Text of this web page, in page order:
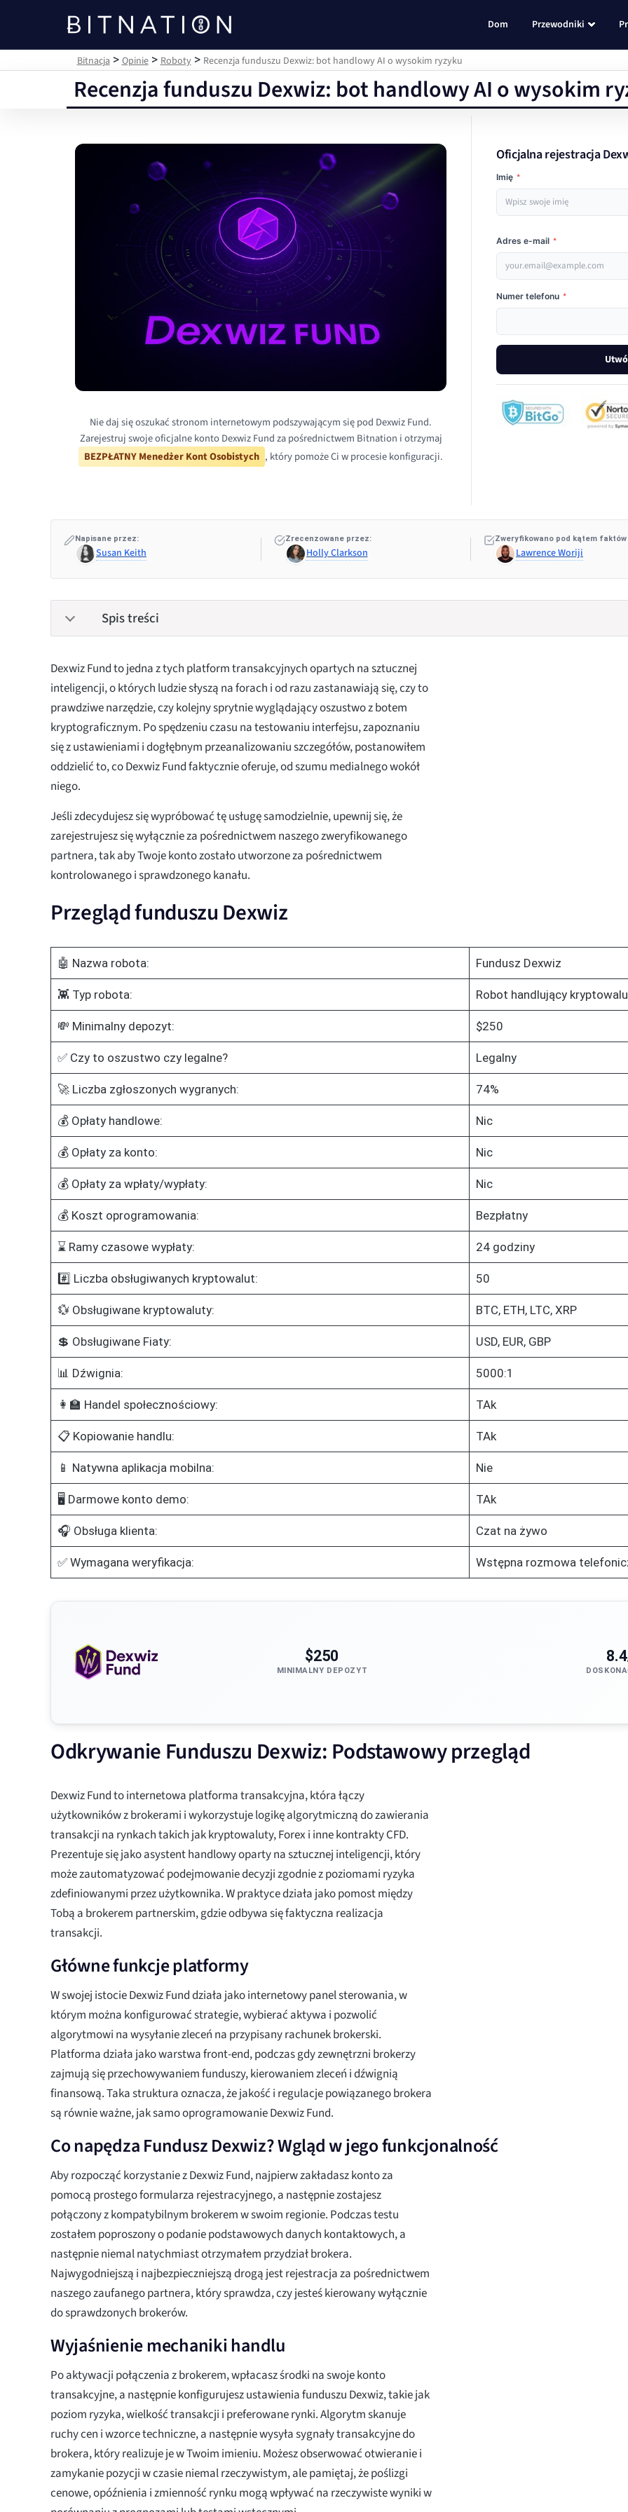
Bitnacja
Dom Przewodniki
Bitnacja >Opinie>Roboty> Recenzja funduszu Dexwiz: bot handlowy AI o wysokim ryzyku
Recenzja funduszu Dexwiz: bot handlowy AI o wysokim
Nie daj się oszukać stronom internetowym podszywającym się pod Dexwiz Fund.
Zarejestruj swoje oficjalne konto Dexwiz Fund za pośrednictwem Bitnation i otrzymaj
BEZPŁATNY Menedżer Kont Osobistych , który pomoże Ci w procesie konfiguracji.
Oficjalna rejestracja
Imię *
Adres e-mail *
Numer telefonu *
Napisane przez:
Susan Keith
Zrecenzowane przez:
Holly Clarkson
Zweryfikowano pod kątem
Lawrence Woriji
Spis treści
Dexwiz Fund to jedna z tych platform transakcyjnych opartych na sztucznej
inteligencji, o których ludzie słyszą na forach i od razu zastanawiają się, czy to
prawdziwe narzędzie, czy kolejny sprytnie wyglądający oszustwo z botem
kryptograficznym. Po spędzeniu czasu na testowaniu interfejsu, zapoznaniu
się z ustawieniami i dogłębnym przeanalizowaniu szczegółów, postanowiłem
oddzielić to, co Dexwiz Fund faktycznie oferuje, od szumu medialnego wokół
niego.
Jeśli zdecydujesz się wypróbować tę usługę samodzielnie, upewnij się, że
zarejestrujesz się wyłącznie za pośrednictwem naszego zweryfikowanego
partnera, tak aby Twoje konto zostało utworzone za pośrednictwem
kontrolowanego i sprawdzonego kanału.
Przegląd funduszu Dexwiz
🤖 Nazwa robota: Fundusz Dexwiz
👾 Typ robota: Robot handlujący
💸 Minimalny depozyt: $250
✅ Czy to oszustwo czy legalne? Legalny
🚀 Liczba zgłoszonych wygranych: 74%
💰 Opłaty handlowe: Nic
💰 Opłaty za konto: Nic
💰 Opłaty za wpłaty/wypłaty: Nic
💰 Koszt oprogramowania: Bezpłatny
⌛ Ramy czasowe wypłaty: 24 godziny
#️⃣ Liczba obsługiwanych kryptowalut: 50
💱 Obsługiwane kryptowaluty: BTC, ETH, LTC, XRP
💲 Obsługiwane Fiaty: USD, EUR, GBP
📊 Dźwignia: 5000:1
👩‍🏫 Handel społecznościowy: TAk
📋 Kopiowanie handlu: TAk
📱 Natywna aplikacja mobilna: Nie
🖥️ Darmowe konto demo: TAk
🎧 Obsługa klienta: Czat na żywo
✅ Wymagana weryfikacja: Wstępna rozmowa
$250
MINIMALNY DEPOZYT
Odkrywanie Funduszu Dexwiz: Podstawowy przegląd
Dexwiz Fund to internetowa platforma transakcyjna, która łączy
użytkowników z brokerami i wykorzystuje logikę algorytmiczną do zawierania
transakcji na rynkach takich jak kryptowaluty, Forex i inne kontrakty CFD.
Prezentuje się jako asystent handlowy oparty na sztucznej inteligencji, który
może zautomatyzować podejmowanie decyzji zgodnie z poziomami ryzyka
zdefiniowanymi przez użytkownika. W praktyce działa jako pomost między
Tobą a brokerem partnerskim, gdzie odbywa się faktyczna realizacja
transakcji.
Główne funkcje platformy
W swojej istocie Dexwiz Fund działa jako internetowy panel sterowania, w
którym można konfigurować strategie, wybierać aktywa i pozwolić
algorytmowi na wysyłanie zleceń na przypisany rachunek brokerski.
Platforma działa jako warstwa front-end, podczas gdy zewnętrzni brokerzy
zajmują się przechowywaniem funduszy, kierowaniem zleceń i dźwignią
finansową. Taka struktura oznacza, że jakość i regulacje powiązanego brokera
są równie ważne, jak samo oprogramowanie Dexwiz Fund.
Co napędza Fundusz Dexwiz? Wgląd w jego funkcjonalność
Aby rozpocząć korzystanie z Dexwiz Fund, najpierw zakładasz konto za
pomocą prostego formularza rejestracyjnego, a następnie zostajesz
połączony z kompatybilnym brokerem w swoim regionie. Podczas testu
zostałem poproszony o podanie podstawowych danych kontaktowych, a
następnie niemal natychmiast otrzymałem przydział brokera.
Najwygodniejszą i najbezpieczniejszą drogą jest rejestracja za pośrednictwem
naszego zaufanego partnera, który sprawdza, czy jesteś kierowany wyłącznie
do sprawdzonych brokerów.
Wyjaśnienie mechaniki handlu
Po aktywacji połączenia z brokerem, wpłacasz środki na swoje konto
transakcyjne, a następnie konfigurujesz ustawienia funduszu Dexwiz, takie jak
poziom ryzyka, wielkość transakcji i preferowane rynki. Algorytm skanuje
ruchy cen i wzorce techniczne, a następnie wysyła sygnały transakcyjne do
brokera, który realizuje je w Twoim imieniu. Możesz obserwować otwieranie i
zamykanie pozycji w czasie niemal rzeczywistym, ale pamiętaj, że poślizgi
cenowe, opóźnienia i zmienność rynku mogą wpływać na rzeczywiste wyniki w